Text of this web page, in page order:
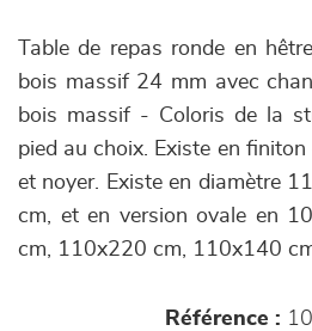
Table de repas ronde en
bois massif 24 mm avec
bois massif - Coloris de la
pied au choix. Existe en
et noyer. Existe en diamètre
cm, et en version ovale en
cm, 110x220 cm, 110x140
Référence :